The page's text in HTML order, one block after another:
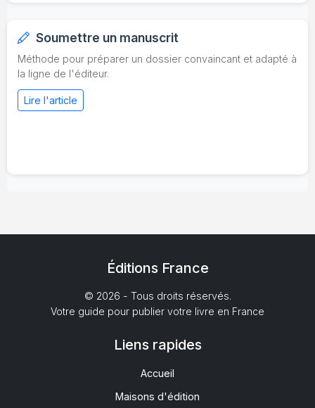
Soumettre un manuscrit
Méthode pour préparer un dossier convaincant et adapté à
la ligne de l'éditeur.
Lire l'article
Éditions France
© 2026 - Tous droits réservés.
Votre guide pour publier votre livre en France
Liens rapides
Accueil
Maisons d'édition